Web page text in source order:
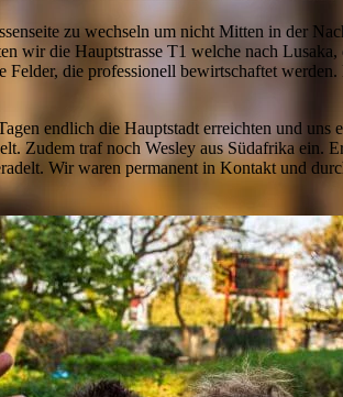
zu wechseln um nicht Mitten in der
wir die Hauptstrasse T1 welche nach
Felder, die professionell bewirtschaftet
endlich die Hauptstadt erreichten und
Zudem traf noch Wesley aus Südafrika
Wir waren permanent in Kontakt und